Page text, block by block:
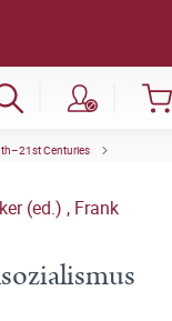
Centuries
(ed.) , Frank